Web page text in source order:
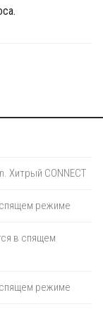
Хитрый CONNECT
режиме
в спящем
режиме